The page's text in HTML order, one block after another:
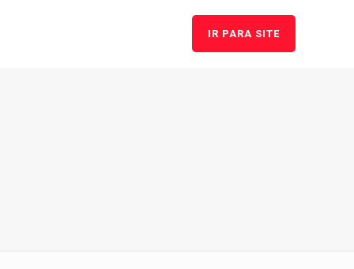
IR PARA SITE